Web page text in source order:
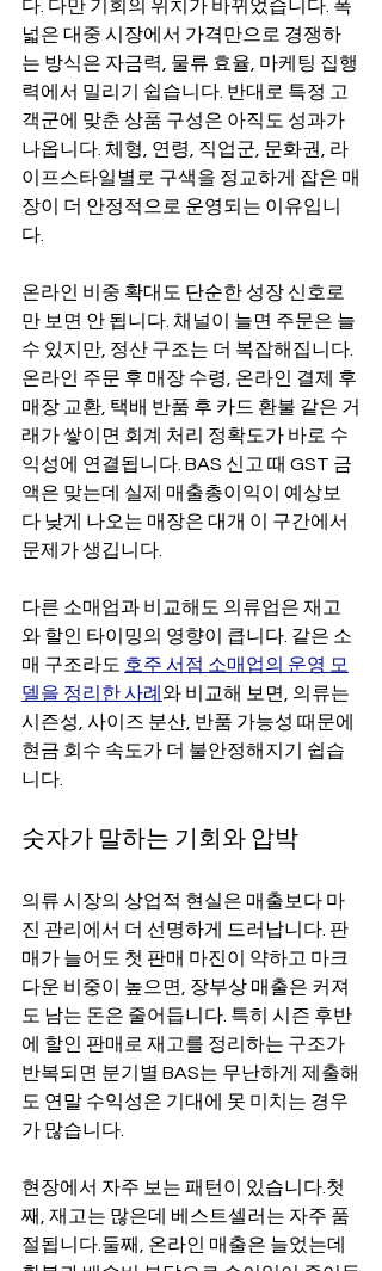
다. 다만 기회의 위치가 바뀌었습니다. 폭
넓은 대중 시장에서 가격만으로 경쟁하
는 방식은 자금력, 물류 효율, 마케팅 집행
력에서 밀리기 쉽습니다. 반대로 특정 고
객군에 맞춘 상품 구성은 아직도 성과가
나옵니다. 체형, 연령, 직업군, 문화권, 라
이프스타일별로 구색을 정교하게 잡은 매
장이 더 안정적으로 운영되는 이유입니
다.
온라인 비중 확대도 단순한 성장 신호로
만 보면 안 됩니다. 채널이 늘면 주문은 늘
수 있지만, 정산 구조는 더 복잡해집니다.
온라인 주문 후 매장 수령, 온라인 결제 후
매장 교환, 택배 반품 후 카드 환불 같은 거
래가 쌓이면 회계 처리 정확도가 바로 수
익성에 연결됩니다. BAS 신고 때 GST 금
액은 맞는데 실제 매출총이익이 예상보
다 낮게 나오는 매장은 대개 이 구간에서
문제가 생깁니다.
다른 소매업과 비교해도 의류업은 재고
와 할인 타이밍의 영향이 큽니다. 같은 소
매 구조라도 호주 서점 소매업의 운영 모
델을 정리한 사례 와 비교해 보면, 의류는
시즌성, 사이즈 분산, 반품 가능성 때문에
현금 회수 속도가 더 불안정해지기 쉽습
니다.
숫자가 말하는 기회와 압박
의류 시장의 상업적 현실은 매출보다 마
진 관리에서 더 선명하게 드러납니다. 판
매가 늘어도 첫 판매 마진이 약하고 마크
다운 비중이 높으면, 장부상 매출은 커져
도 남는 돈은 줄어듭니다. 특히 시즌 후반
에 할인 판매로 재고를 정리하는 구조가
반복되면 분기별 BAS는 무난하게 제출해
도 연말 수익성은 기대에 못 미치는 경우
가 많습니다.
현장에서 자주 보는 패턴이 있습니다.첫
째, 재고는 많은데 베스트셀러는 자주 품
절됩니다.둘째, 온라인 매출은 늘었는데